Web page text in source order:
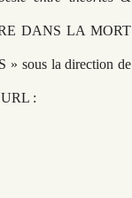
DANS LA MORT
sous la direction de
: